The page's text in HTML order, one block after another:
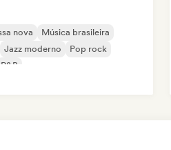
nova
Música brasileira
Jazz moderno
Pop rock
R&B